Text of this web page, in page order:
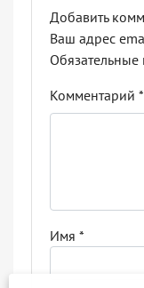
Добавить
Ваш адрес
Комментарий *
Имя *